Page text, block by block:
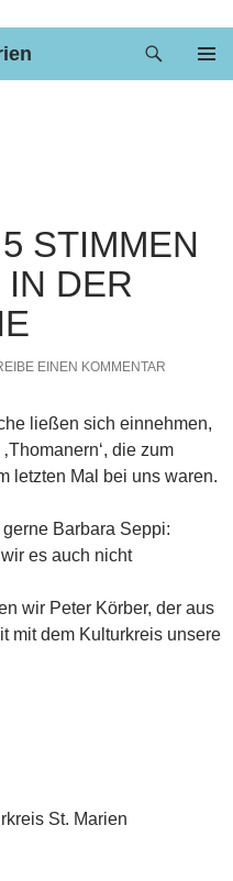
STIMMEN
DER
EINEN KOMMENTAR
ließen sich einnehmen,
die zum
letzten Mal bei uns waren.
Barbara Seppi:
es auch nicht
wir Peter Körber, der aus
mit dem Kulturkreis unsere
St. Marien